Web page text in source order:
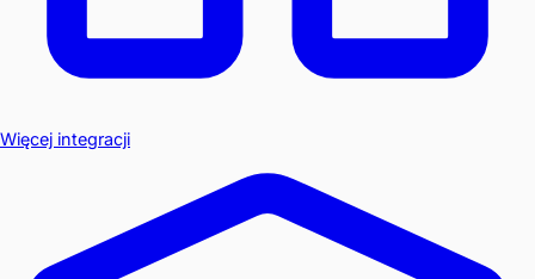
Więcej integracji